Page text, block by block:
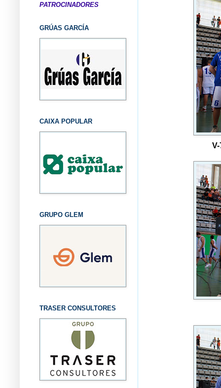
PATROCINADORES
GRÚAS GARCÍA
CAIXA POPULAR
GRUPO GLEM
TRASER CONSULTORES